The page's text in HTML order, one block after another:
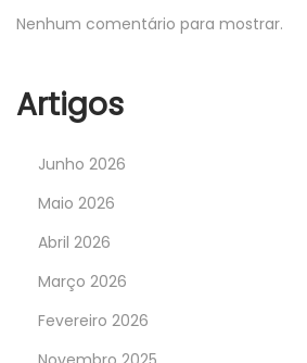
Nenhum comentário para mostrar.
Artigos
Junho 2026
Maio 2026
Abril 2026
Março 2026
Fevereiro 2026